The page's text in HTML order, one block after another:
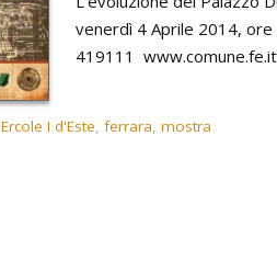
venerdì 4 Aprile 2014, ore
419111
Ercole I d'Este, ferrara, mostra